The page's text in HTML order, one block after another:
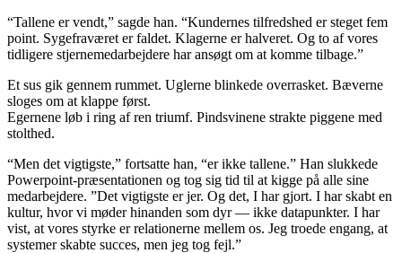
“Tallene er vendt,” sagde han. “Kundernes tilfredshed er steget fem
point. Sygefraværet er faldet. Klagerne er halveret. Og to af vores
tidligere stjernemedarbejdere har ansøgt om at komme tilbage.”
Et sus gik gennem rummet. Uglerne blinkede overrasket. Bæverne
sloges om at klappe først.
Egernene løb i ring af ren triumf. Pindsvinene strakte piggene med
stolthed.
“Men det vigtigste,” fortsatte han, “er ikke tallene.” Han slukkede
Powerpoint-præsentationen og tog sig tid til at kigge på alle sine
medarbejdere. ”Det vigtigste er jer. Og det, I har gjort. I har skabt en
kultur, hvor vi møder hinanden som dyr — ikke datapunkter. I har
vist, at vores styrke er relationerne mellem os. Jeg troede engang, at
systemer skabte succes, men jeg tog fejl.”